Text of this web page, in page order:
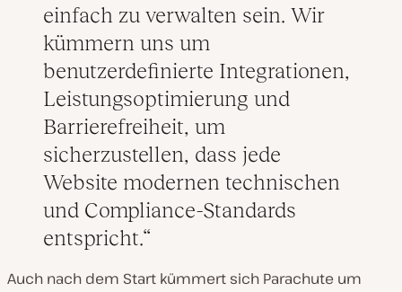
einfach zu verwalten sein. Wir
kümmern uns um
benutzerdefinierte Integrationen,
Leistungsoptimierung und
Barrierefreiheit, um
sicherzustellen, dass jede
Website modernen technischen
und Compliance-Standards
entspricht.
Auch nach dem Start kümmert sich Parachute um